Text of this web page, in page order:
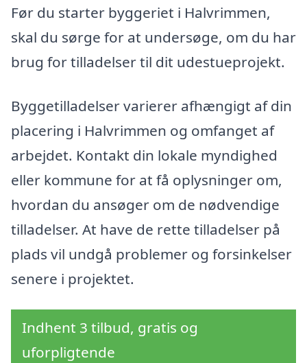
Før du starter byggeriet i Halvrimmen,
skal du sørge for at undersøge, om du har
brug for tilladelser til dit udestueprojekt.
Byggetilladelser varierer afhængigt af din
placering i Halvrimmen og omfanget af
arbejdet. Kontakt din lokale myndighed
eller kommune for at få oplysninger om,
hvordan du ansøger om de nødvendige
tilladelser. At have de rette tilladelser på
plads vil undgå problemer og forsinkelser
senere i projektet.
Indhent 3 tilbud, gratis og
uforpligtende